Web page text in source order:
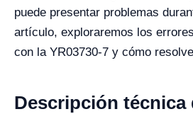
puede presentar problemas
artículo, exploraremos los
con la YR03730-7 y cómo
Descripción técnica